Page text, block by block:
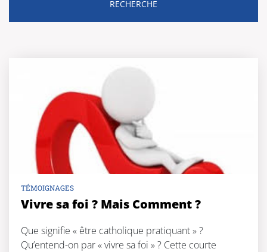
TÉMOIGNAGES
Vivre sa foi ? Mais Comment ?
Que signifie « être catholique pratiquant » ?
Qu’entend-on par « vivre sa foi » ? Cette courte